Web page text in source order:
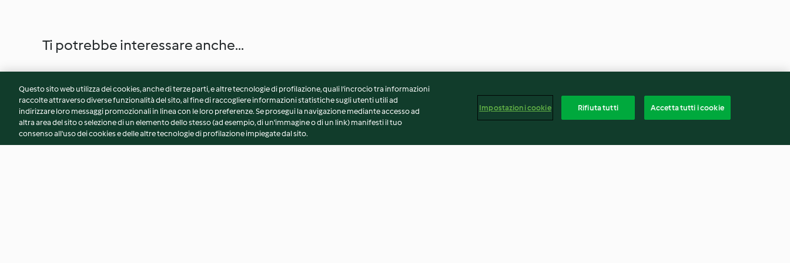
Ti potrebbe interessare anche...
Questo sito web utilizza dei cookies, anche di terze parti, e altre tecnologie di profilazione, quali l’incrocio tra informazioni
raccolte attraverso diverse funzionalità del sito, al fine di raccogliere informazioni statistiche sugli utenti utili ad
indirizzare loro messaggi promozionali in linea con le loro preferenze. Se prosegui la navigazione mediante accesso ad
altra area del sito o selezione di un elemento dello stesso (ad esempio, di un'immagine o di un link) manifesti il tuo
consenso all'uso dei cookies e delle altre tecnologie di profilazione impiegate dal sito.
Impostazioni cookie Rifiuta tutti Accetta tutti i cookie